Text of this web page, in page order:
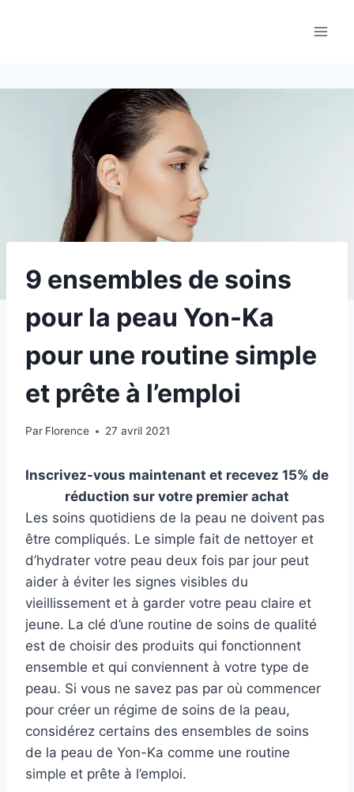
9 ensembles de soins
pour la peau Yon-Ka
pour une routine simple
et prête à l’emploi
Par Florence 27 avril 2021
Inscrivez-vous maintenant et recevez 15% de
réduction sur votre premier achat
Les soins quotidiens de la peau ne doivent pas
être compliqués. Le simple fait de nettoyer et
d’hydrater votre peau deux fois par jour peut
aider à éviter les signes visibles du
vieillissement et à garder votre peau claire et
jeune. La clé d’une routine de soins de qualité
est de choisir des produits qui fonctionnent
ensemble et qui conviennent à votre type de
peau. Si vous ne savez pas par où commencer
pour créer un régime de soins de la peau,
considérez certains des ensembles de soins
de la peau de Yon-Ka comme une routine
simple et prête à l’emploi.